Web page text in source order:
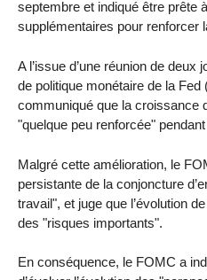
septembre et indiqué être prête
supplémentaires pour renforcer
A l’issue d’une réunion de
de politique monétaire de la
communiqué que la croissance
"quelque peu renforcée" pendant
Malgré cette amélioration, le
persistante de la conjoncture
travail", et juge que l’évolution
des "risques importants".
En conséquence, le FOMC a